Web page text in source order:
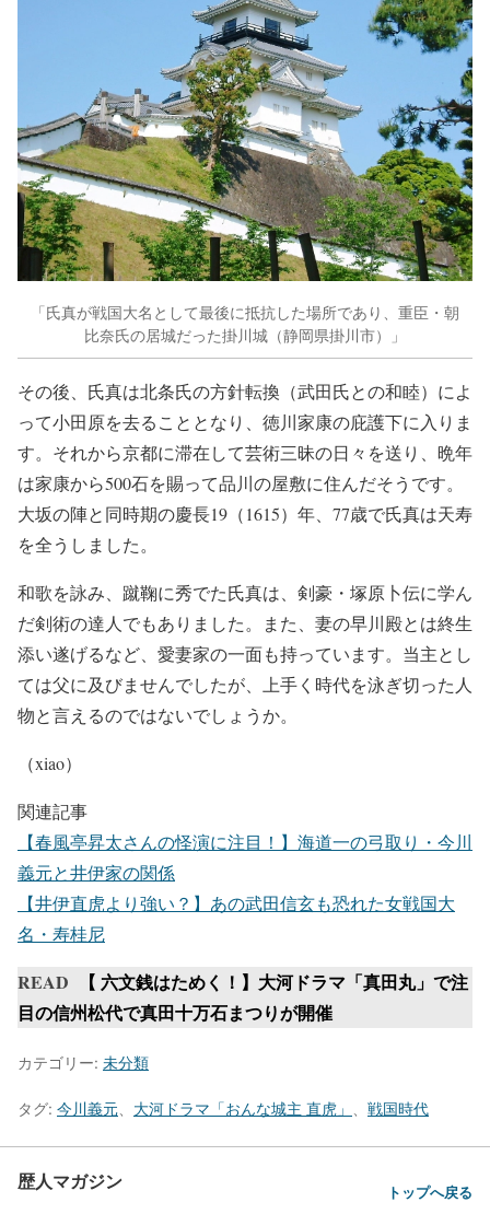
「氏真が戦国大名として最後に抵抗した場所であり、重臣・朝
比奈氏の居城だった掛川城（静岡県掛川市）」
その後、氏真は北条氏の方針転換（武田氏との和睦）によ
って小田原を去ることとなり、徳川家康の庇護下に入りま
す。それから京都に滞在して芸術三昧の日々を送り、晩年
は家康から500石を賜って品川の屋敷に住んだそうです。
大坂の陣と同時期の慶長19（1615）年、77歳で氏真は天寿
を全うしました。
和歌を詠み、蹴鞠に秀でた氏真は、剣豪・塚原卜伝に学ん
だ剣術の達人でもありました。また、妻の早川殿とは終生
添い遂げるなど、愛妻家の一面も持っています。当主とし
ては父に及びませんでしたが、上手く時代を泳ぎ切った人
物と言えるのではないでしょうか。
（xiao）
関連記事
【春風亭昇太さんの怪演に注目！】海道一の弓取り・今川
義元と井伊家の関係
【井伊直虎より強い？】あの武田信玄も恐れた女戦国大
名・寿桂尼
READ
【 六文銭はためく！】大河ドラマ「真田丸」で注
目の信州松代で真田十万石まつりが開催
カテゴリー: 未分類
タグ: 今川義元 大河ドラマ「おんな城主 直虎」 戦国時代
歴人マガジン トップへ戻る